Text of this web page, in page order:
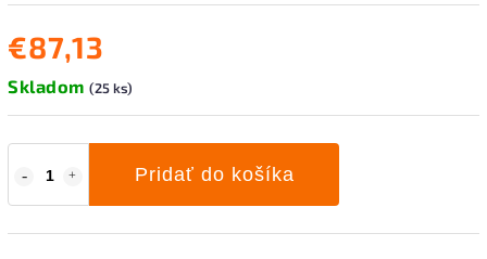
€87,13
Skladom (25 ks)
Pridať do košíka